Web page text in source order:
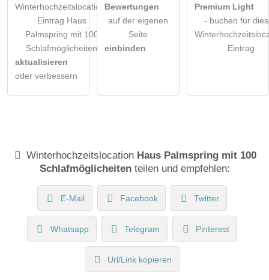
Winterhochzeitslocation-
Eintrag Haus
Palmspring mit 100
Schlafmöglicheiten
aktualisieren
oder verbessern
Bewertungen
auf der eigenen
Seite
einbinden
Premium Light
- buchen für
Eintrag
Winterhochzeitslocation Haus Palmspring mit 100
Schlafmöglicheitenteilen und empfehlen:
E-Mail Facebook Twitter
Whatsapp Telegram Pinterest
Url/Link kopieren